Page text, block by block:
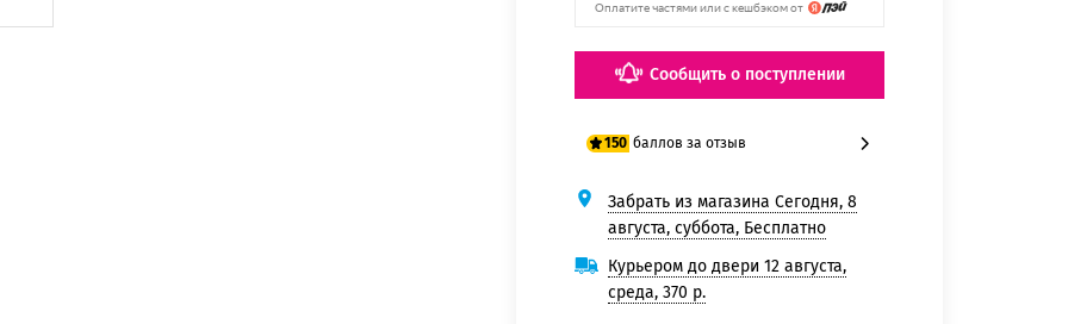
Сообщить о поступлении
150 баллов за отзыв
125 баллов
150 баллов
Забрать из магазина Сегодня, 8
августа, суббота, Бесплатно
Курьером до двери 12 августа,
среда, 370 р.